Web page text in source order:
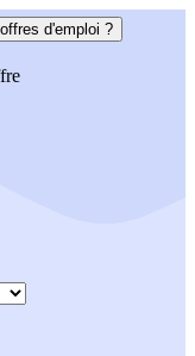
d'emploi ?